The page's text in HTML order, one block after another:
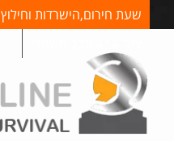
שעת חירום,הישרדות וחילוץ